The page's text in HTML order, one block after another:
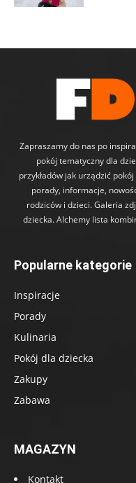
Zapraszamy do nas po
pokój tematyczny dla
przykładów jak urządzić
porady, informacje,
rodziców i dzieci. Galeria
dziecka. Alchemy lista
Popularne kategorie
Inspiracje
Porady
Kulinaria
Pokój dla dziecka
Zakupy
Zabawa
MAGAZYN
Kontakt